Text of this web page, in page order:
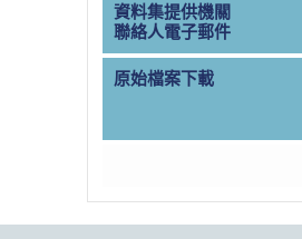
資料集提供機關
聯絡人電子郵件
原始檔案下載